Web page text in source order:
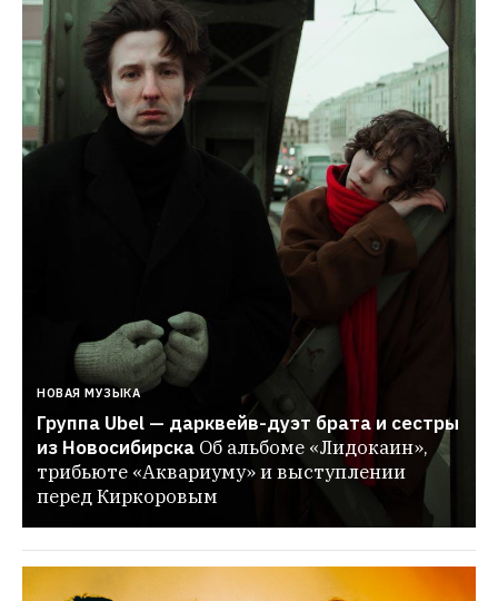
НОВАЯ МУЗЫКА
Группа Ubel — дарквейв-дуэт брата и сестры
из Новосибирска Об альбоме «Лидокаин»,
трибьюте «Аквариуму» и выступлении
перед Киркоровым